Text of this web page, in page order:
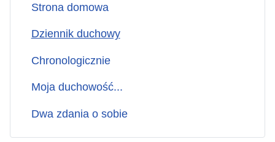
Strona domowa
Dziennik duchowy
Chronologicznie
Moja duchowość...
Dwa zdania o sobie